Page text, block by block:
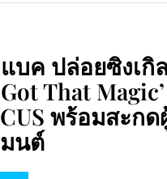
บค ปล่อยซิงเกิ
That
พร้อมสะกด
นต์